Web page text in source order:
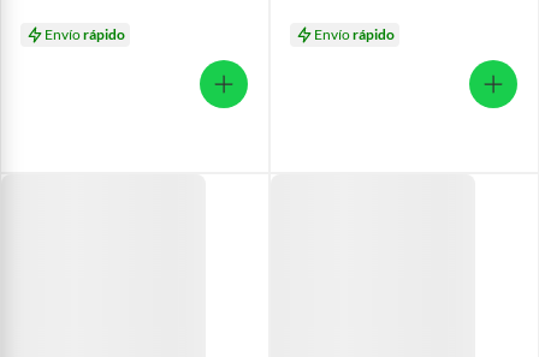
Envíorápido Envíorápido